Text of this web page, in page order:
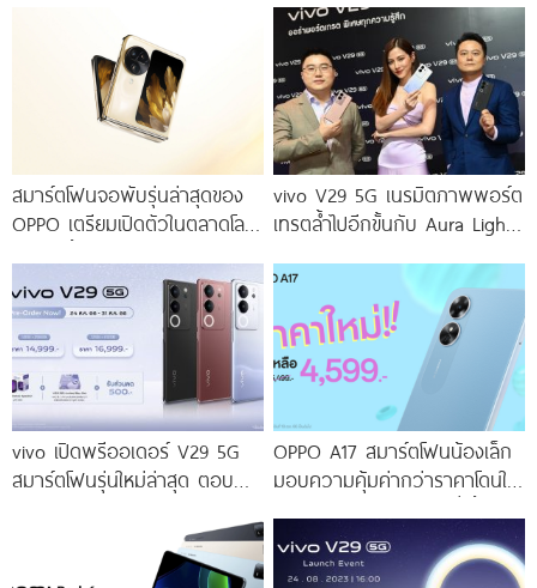
สมาร์ตโฟนจอพับรุ่นล่าสุดของ
OPPO เตรียมเปิดตัวในตลาดโลก
vivo V29 5G เนรมิตภาพพอร์ต
เทรตล้ำไปอีกขั้นกับ Aura Light
โดดเด่นด้วยสุนทรียศาสตร์แห่ง
vivo เปิดพรีออเดอร์ V29 5G
สมาร์ตโฟนรุ่นใหม่ล่าสุด ตอบ
ราคาเริ่มต้นเพียง 14,999 บาท
จัดเต็มกับโปรโมชันพิเศษก่อนใคร
OPPO A17 สมาร์ตโฟนน้องเล็ก
มอบความคุ้มค่ากว่าราคาโดนใจ
ราคาใหม่เพียง 4,599 บาท
เท่านั้น!